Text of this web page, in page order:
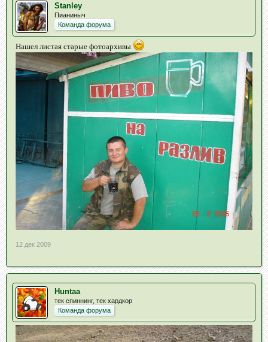
Stanley
Пианиныч
Команда форума
Нашел листая старые фотоархивы
12 дек 2009
Huntaa
тек спиннинг, тек хардкор
Команда форума